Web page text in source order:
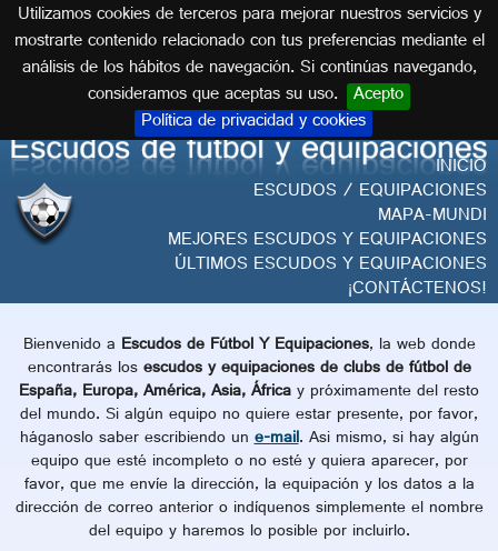
Utilizamos cookies de terceros para mejorar nuestros servicios y
mostrarte contenido relacionado con tus preferencias mediante el
análisis de los hábitos de navegación. Si continúas navegando,
consideramos que aceptas su uso. Acepto
Política de privacidad y cookies
Español
INICIO
ESCUDOS / EQUIPACIONES
MAPA-MUNDI
MEJORES ESCUDOS Y EQUIPACIONES
ÚLTIMOS ESCUDOS Y EQUIPACIONES
¡CONTÁCTENOS!
Bienvenido a Escudos de Fútbol Y Equipaciones, la web donde
encontrarás losescudos y equipaciones de clubs de fútbol de
España, Europa, América, Asia, Áfricay próximamente del resto
del mundo. Si algún equipo no quiere estar presente, por favor,
háganoslo saber escribiendo une-mail. Asi mismo, si hay algún
equipo que esté incompleto o no esté y quiera aparecer, por
favor, que me envíe la dirección, la equipación y los datos a la
dirección de correo anterior o indíquenos simplemente el nombre
del equipo y haremos lo posible por incluirlo.